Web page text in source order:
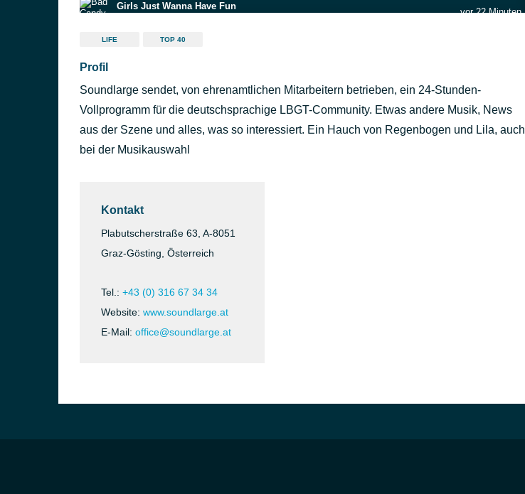
Girls Just Wanna Have Fun
vor 22 Minuten
Don't Leave Me This Way
High Heels (acoustic)
Melanie C
vor 41 Minuten
We Are Done
vor 47 Minuten
LIFE TOP 40
Profil
Soundlarge sendet, von ehrenamtlichen Mitarbeitern betrieben, ein 24-Stunden-
Vollprogramm für die deutschsprachige LBGT-Community. Etwas andere Musik, News
aus der Szene und alles, was so interessiert. Ein Hauch von Regenbogen und Lila, auch
bei der Musikauswahl
Kontakt
Plabutscherstraße 63, A-8051
Graz-Gösting, Österreich
Tel.: +43 (0) 316 67 34 34
Website: www.soundlarge.at
E-Mail: office@soundlarge.at